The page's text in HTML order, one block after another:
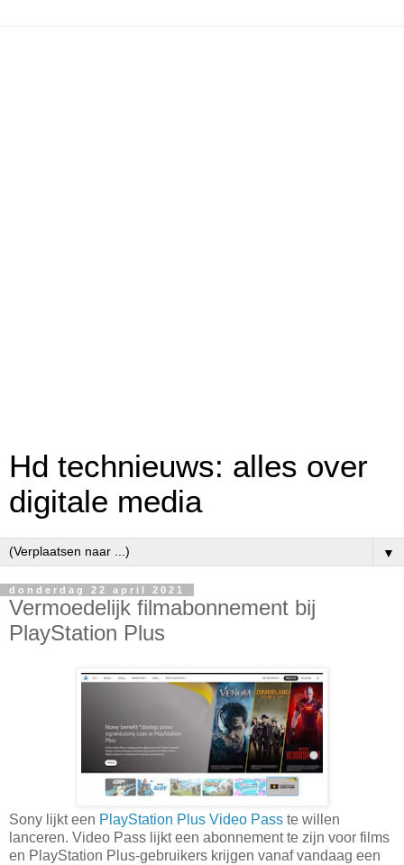
Hd technieuws: alles over
digitale media
▼
donderdag 22 april 2021
Vermoedelijk filmabonnement bij
PlayStation Plus
Sony lijkt een PlayStation Plus Video Pass te willen
lanceren. Video Pass lijkt een abonnement te zijn voor films
en PlayStation Plus-gebruikers krijgen vanaf vandaag een